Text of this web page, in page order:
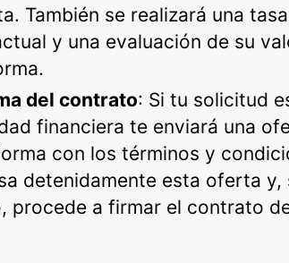
También se realizará una
y una evaluación de su
del contrato: Si tu solicitud
financiera te enviará una
con los términos y
detenidamente esta oferta y,
procede a firmar el contrato